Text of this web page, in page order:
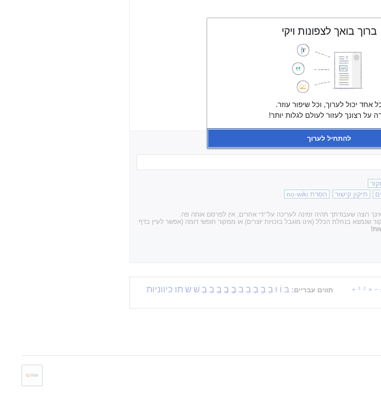
תיקון קישור
הסרת no-wiki
רוצה שעבודתך תהיה זמינה לעריכה על־ידי אחרים, אין לפרסם אותה פה.
בנחלת הכלל (אינו מוגבל בזכויות יוצרים) או ממקור חופשי דומה (אפשר לעיין בדף
−
×
²
³
+ תווים עבריים: בּ וֹ וּ בַ בָ בֶ בֵ בִ בֳ בֲ בֱ בְ בֻ שׁ שׂ תו כיווניות
ברוך בואך לצפונות ויקי
אחד יכול לערוך, וכל שיפור עוזר.
על רצונך לעזור לעולם לגלות יותר!
להתחיל לערוך